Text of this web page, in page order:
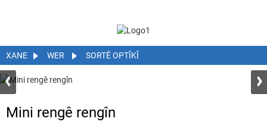
XANE WER SORTÊ OPTÎKÎ
Mini rengê rengîn